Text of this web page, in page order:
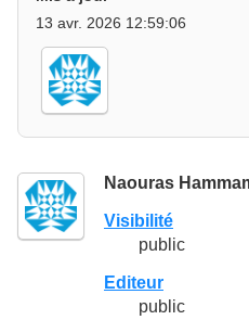
13 avr. 2026 12:59:06
Naouras
Visibilité
public
Editeur
public